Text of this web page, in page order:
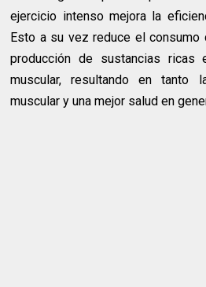
ejercicio intenso mejora la
Esto a su vez reduce el consumo
producción de sustancias
muscular, resultando en tanto
muscular y una mejor salud en